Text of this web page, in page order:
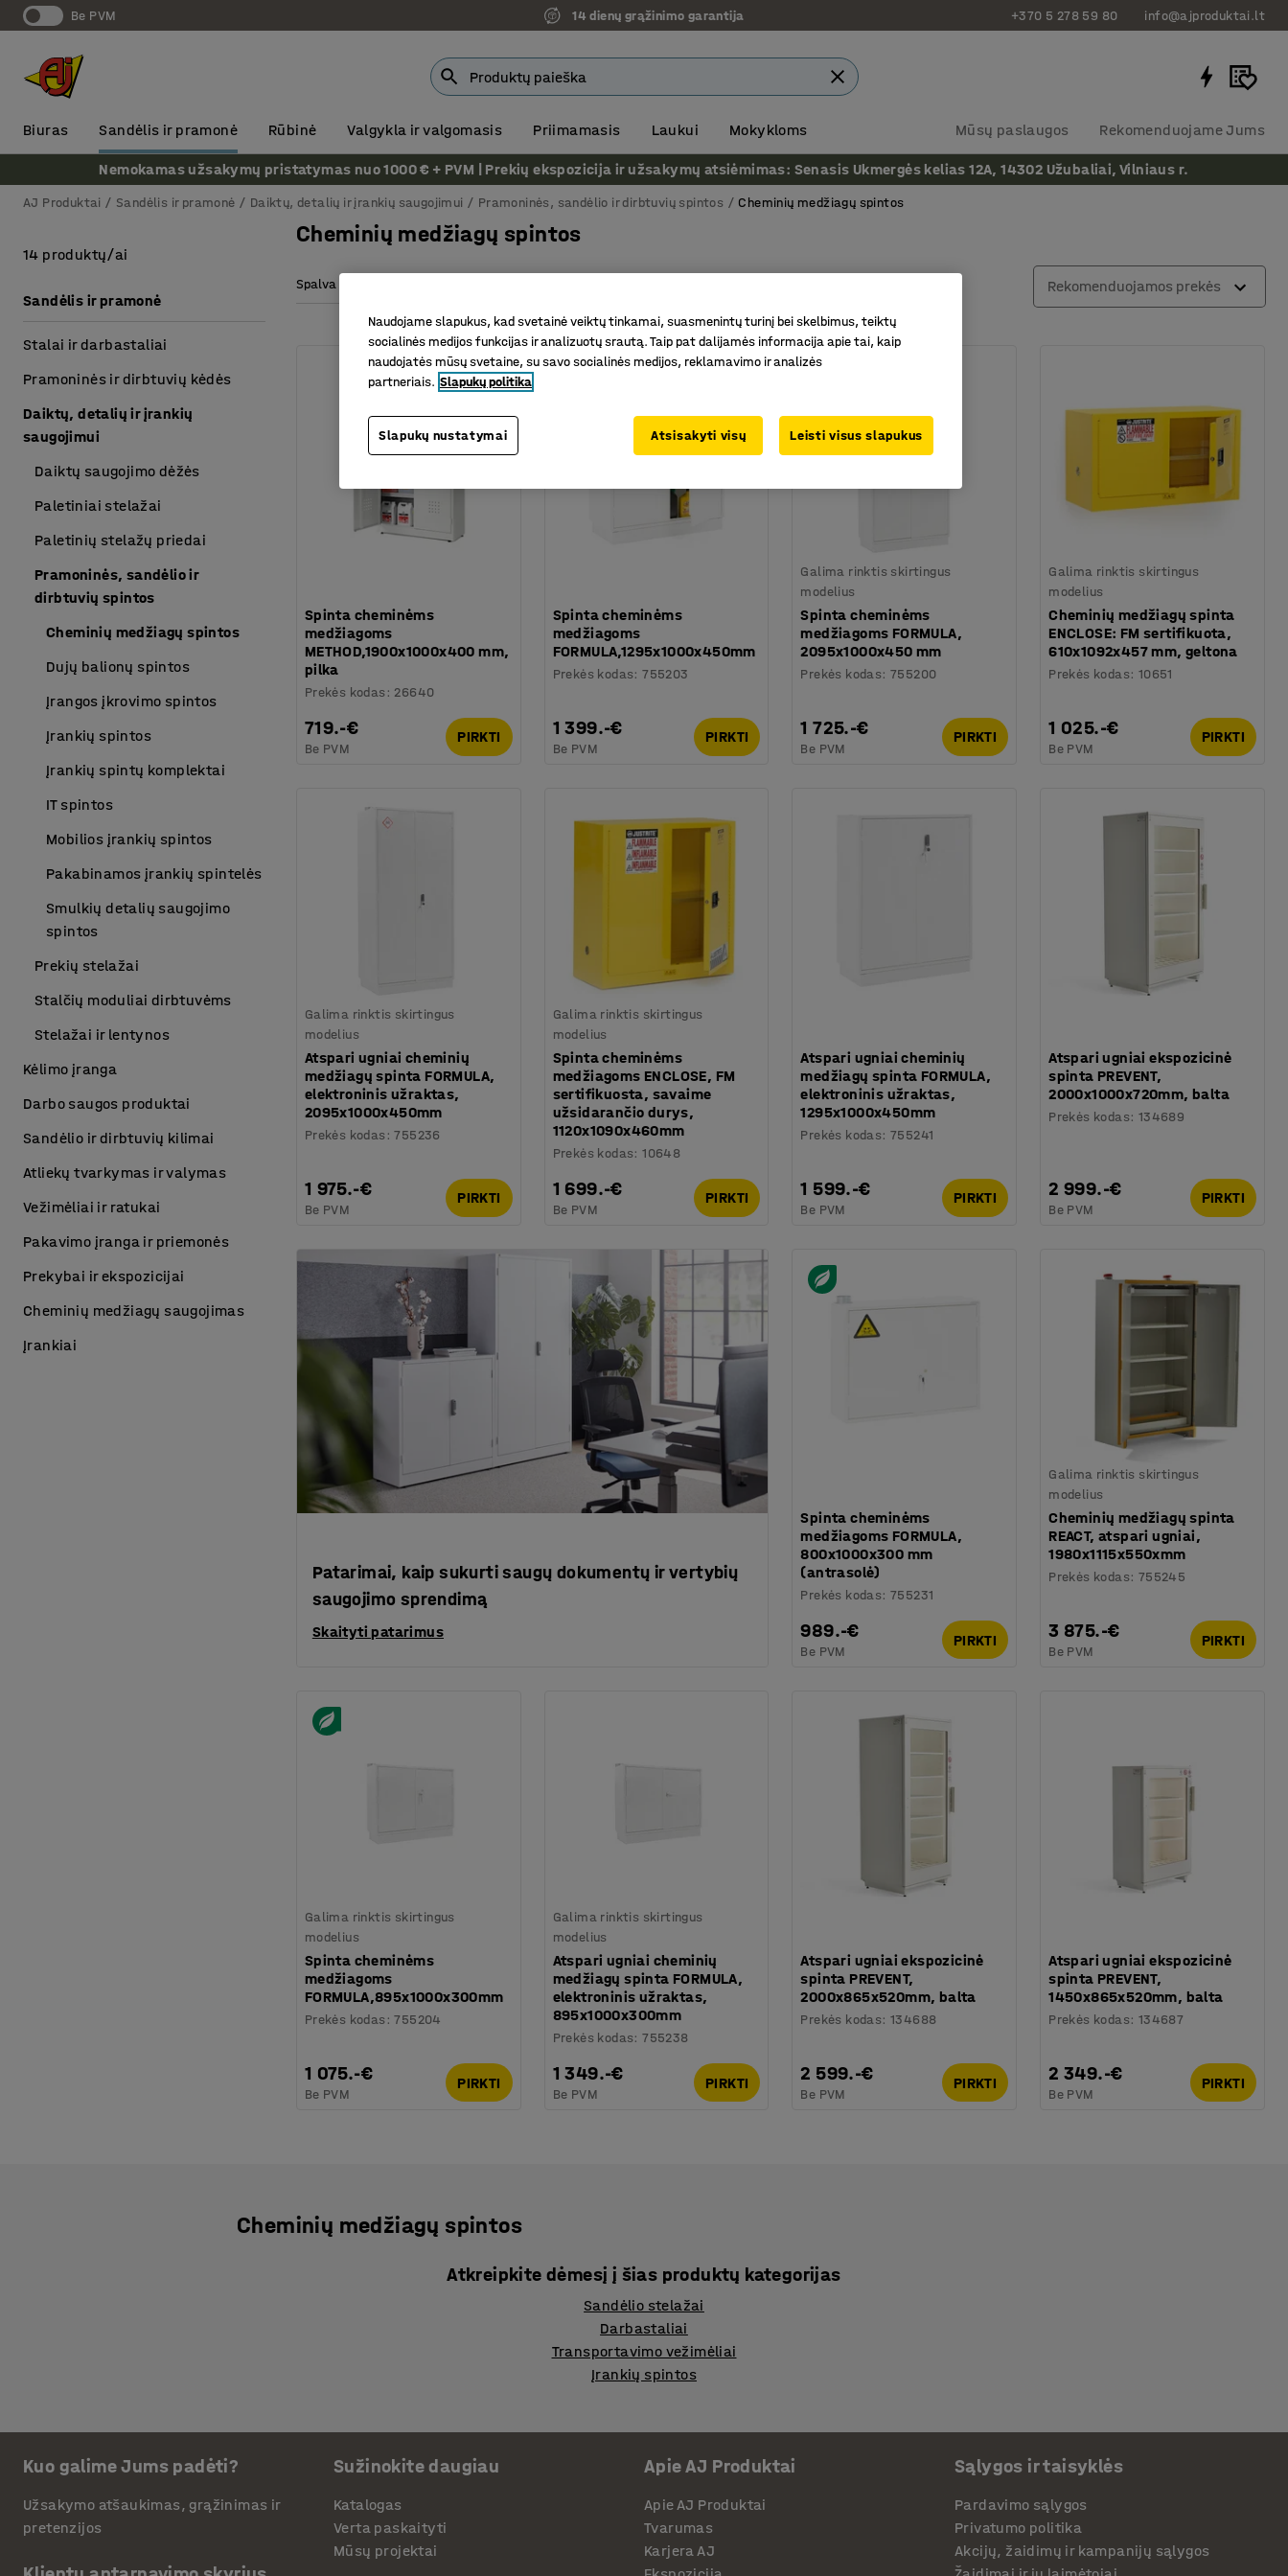
Be PVM 14 dienų grąžinimo garantija +370 5 278 59 80 info@ajproduktai.lt
Biuras Sandėlis ir pramonė Rūbinė Valgykla ir valgomasis Priimamasis Laukui Mokykloms Mūsų paslaugos Rekomenduojame Jums
Nemokamas užsakymų pristatymas nuo 1000 € + PVM | Prekių ekspozicija ir užsakymų atsiėmimas: Senasis Ukmergės kelias 12A, 14302 Užubaliai, Vilniaus r.
AJ Produktai Sandėlis ir pramonė Daiktų, detalių ir įrankių saugojimui Pramoninės, sandėlio ir dirbtuvių spintos Cheminių medžiagų spintos
Cheminių medžiagų spintos
Spalva Rekomenduojamos prekės
Spinta cheminėms
medžiagoms
METHOD,1900x1000x400 mm,
pilka
Prekės kodas : 26640
719.-€
Be PVM
PIRKTI
Spinta cheminėms
medžiagoms
FORMULA,1295x1000x450mm
Prekės kodas:755203
1 399.-€
Be PVM
PIRKTI
Galima rinktis skirtingus
modelius
Spinta cheminėms
medžiagoms FORMULA,
2095x1000x450 mm
Prekės kodas:755200
1 725.-€
Be PVM
PIRKTI
Galima rinktis skirtingus
modelius
Cheminių medžiagų spinta
ENCLOSE: FM sertifikuota,
610x1092x457 mm, geltona
Prekės kodas: 10651
1 025.-€
Be PVM
PIRKTI
Galima rinktis skirtingus
modelius
Atspari ugniai cheminių
medžiagų spinta FORMULA,
elektroninis užraktas,
2095x1000x450mm
Prekės kodas :755236
1 975.-€
Be PVM
PIRKTI
Galima rinktis skirtingus
modelius
Spinta cheminėms
medžiagoms ENCLOSE, FM
sertifikuosta, savaime
užsidarančio durys,
1120x1090x460mm
Prekės kodas:10648
1 699.-€
Be PVM
PIRKTI
Atspari ugniai cheminių
medžiagų spinta FORMULA,
elektroninis užraktas,
1295x1000x450mm
Prekės kodas:755241
1 599.-€
Be PVM
PIRKTI
Atspari ugniai ekspozicinė
spinta PREVENT,
2000x1000x720mm, balta
Prekės kodas: 134689
2 999.-€
Be PVM
PIRKTI
Patarimai, kaip sukurti saugų dokumentų ir vertybių
saugojimo sprendimą
Skaityti patarimus
Spinta cheminėms
medžiagoms FORMULA,
800x1000x300 mm
(antrasolė)
Prekės kodas:755231
989.-€
Be PVM
PIRKTI
Galima rinktis skirtingus
modelius
Cheminių medžiagų spinta
REACT, atspari ugniai,
1980x1115x550xmm
Prekės kodas: 755245
3 875.-€
Be PVM
PIRKTI
Galima rinktis skirtingus
modelius
Spinta cheminėms
medžiagoms
FORMULA,895x1000x300mm
Prekės kodas :755204
1 075.-€
Be PVM
PIRKTI
Galima rinktis skirtingus
modelius
Atspari ugniai cheminių
medžiagų spinta FORMULA,
elektroninis užraktas,
895x1000x300mm
Prekės kodas:755238
1 349.-€
Be PVM
PIRKTI
Atspari ugniai ekspozicinė
spinta PREVENT,
2000x865x520mm, balta
Prekės kodas:134688
2 599.-€
Be PVM
PIRKTI
Atspari ugniai ekspozicinė
spinta PREVENT,
1450x865x520mm, balta
Prekės kodas: 134687
2 349.-€
Be PVM
PIRKTI
14 produktų/ai
Sandėlis ir pramonė
Stalai ir darbastaliai
Pramoninės ir dirbtuvių kėdės
Daiktų, detalių ir įrankių
saugojimui
Daiktų saugojimo dėžės
Paletiniai stelažai
Paletinių stelažų priedai
Pramoninės, sandėlio ir
dirbtuvių spintos
Cheminių medžiagų spintos
Dujų balionų spintos
Įrangos įkrovimo spintos
Įrankių spintos
Įrankių spintų komplektai
IT spintos
Mobilios įrankių spintos
Pakabinamos įrankių spintelės
Smulkių detalių saugojimo
spintos
Prekių stelažai
Stalčių moduliai dirbtuvėms
Stelažai ir lentynos
Kėlimo įranga
Darbo saugos produktai
Sandėlio ir dirbtuvių kilimai
Atliekų tvarkymas ir valymas
Vežimėliai ir ratukai
Pakavimo įranga ir priemonės
Prekybai ir ekspozicijai
Cheminių medžiagų saugojimas
Įrankiai
Cheminių medžiagų spintos
Atkreipkite dėmesį į šias produktų kategorijas
Sandėlio stelažai
Darbastaliai
Transportavimo vežimėliai
Įrankių spintos
Kuo galime Jums padėti?
Užsakymo atšaukimas, grąžinimas ir
pretenzijos
Sužinokite daugiau
Katalogas
Verta paskaityti
Mūsų projektai
Apie AJ Produktai
Apie AJ Produktai
Tvarumas
Karjera AJ
Sąlygos ir taisyklės
Pardavimo sąlygos
Privatumo politika
Akcijų, žaidimų ir kampanijų sąlygos
Naudojame slapukus, kad svetainė veiktų tinkamai, suasmenintų turinį bei skelbimus, teiktų
socialinės medijos funkcijas ir analizuotų srautą. Taip pat dalijamės informacija apie tai, kaip
naudojatės mūsų svetaine, su savo socialinės medijos, reklamavimo ir analizės
partneriais. Slapukų politika
Slapukų nustatymai Atsisakyti visų Leisti visus slapukus